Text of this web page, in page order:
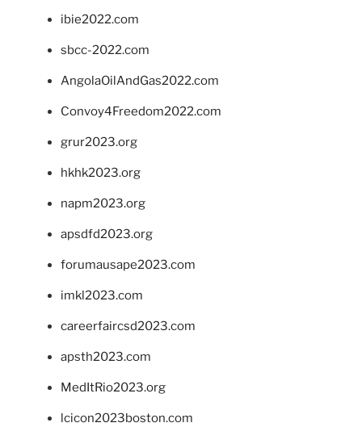
ibie2022.com
sbcc-2022.com
AngolaOilAndGas2022.com
Convoy4Freedom2022.com
grur2023.org
hkhk2023.org
napm2023.org
apsdfd2023.org
forumausape2023.com
imkl2023.com
careerfaircsd2023.com
apsth2023.com
MedItRio2023.org
lcicon2023boston.com